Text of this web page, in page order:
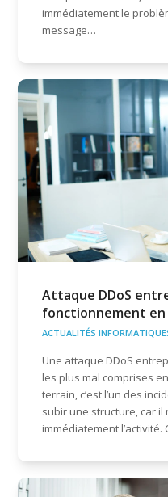
immédiatement le
message…
Attaque DDoS
fonctionnement en
ACTUALITÉS
Une attaque DDoS
les plus mal comprises
terrain, c’est l’un des
subir une structure, car
immédiatement